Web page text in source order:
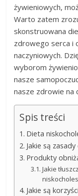
żywieniowych,
Warto zatem
skonstruowana
zdrowego serca i
naczyniowych.
wyborom
nasze
nasze zdrowie na
Spis treści
Dieta
Jakie są
Produkty
Jakie
Jakie są